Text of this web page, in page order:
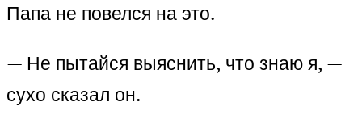
Папа не повелся на это.
— Не пытайся выяснить, что знаю я, —
сухо сказал он.